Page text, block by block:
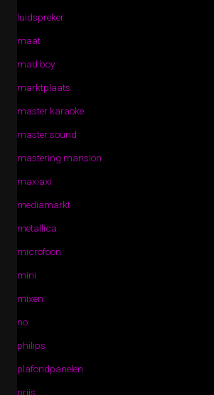
luidspreker
maat
mad boy
marktplaats
master karaoke
master sound
mastering mansion
maxiaxi
mediamarkt
metallica
microfoon
mini
mixen
no
philips
plafondpanelen
prijs